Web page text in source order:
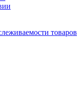
товаров